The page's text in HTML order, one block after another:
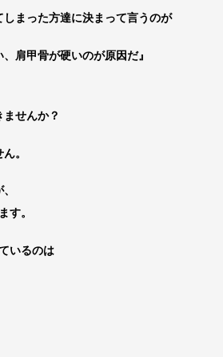
まった方達に決まって言うのが
肩甲骨が硬いのが原因だ』
せんか？
。
す。
いるのは